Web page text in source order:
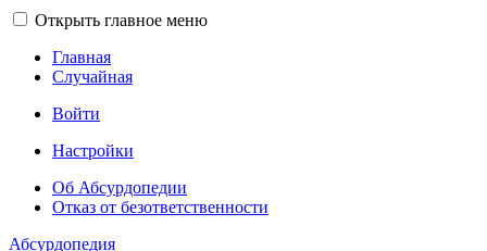
Открыть главное меню
Главная
Случайная
Войти
Настройки
Об Абсурдопедии
Отказ от безответственности
Абсурдопедия